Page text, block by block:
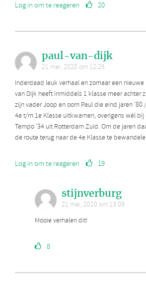
Log in om te reageren 20
paul-van-dijk
21 mei, 2020 om 12:25
Inderdaad leuk verhaal en zomaar een
van Dijk heeft inmiddels 1 klasse meer achter
zijn vader Joop en oom Paul die eind jaren
4e t/m 1e Klasse uitkwamen, overigens wél
Tempo '34 uit Rotterdam Zuid. Om de jaren
de route terug naar de 4e Klasse te
Log in om te reageren 19
stijnverburg
21 mei, 2020 om 13:09
Mooie verhalen dit!
8